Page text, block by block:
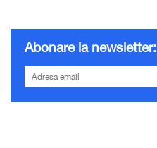
Abonare la newsletter: